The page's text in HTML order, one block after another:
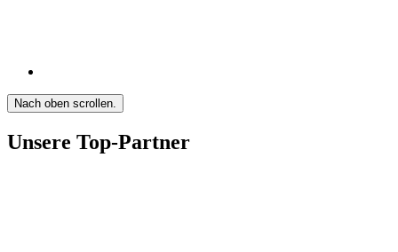
Nach oben scrollen.
Unsere Top-Partner